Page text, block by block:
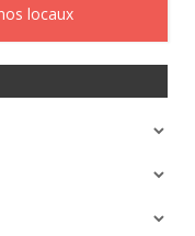
locaux